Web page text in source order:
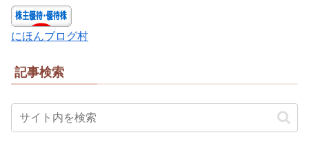
にほんブログ村
記事検索